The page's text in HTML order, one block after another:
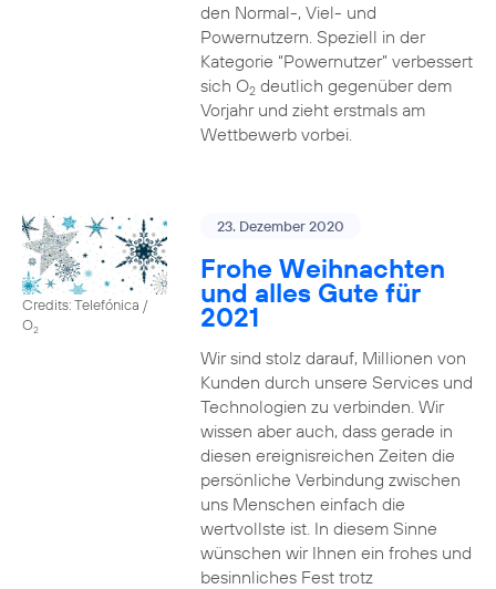
den Normal-, Viel- und
Powernutzern. Speziell in der
Kategorie “Powernutzer” verbessert
sich O2deutlich gegenüber dem
Vorjahr und zieht erstmals am
Wettbewerb vorbei.
Credits: Telefónica /
O2
23. Dezember 2020
Frohe Weihnachten
und alles Gute für
2021
Wir sind stolz darauf, Millionen von
Kunden durch unsere Services und
Technologien zu verbinden. Wir
wissen aber auch, dass gerade in
diesen ereignisreichen Zeiten die
persönliche Verbindung zwischen
uns Menschen einfach die
wertvollste ist. In diesem Sinne
wünschen wir Ihnen ein frohes und
besinnliches Fest trotz